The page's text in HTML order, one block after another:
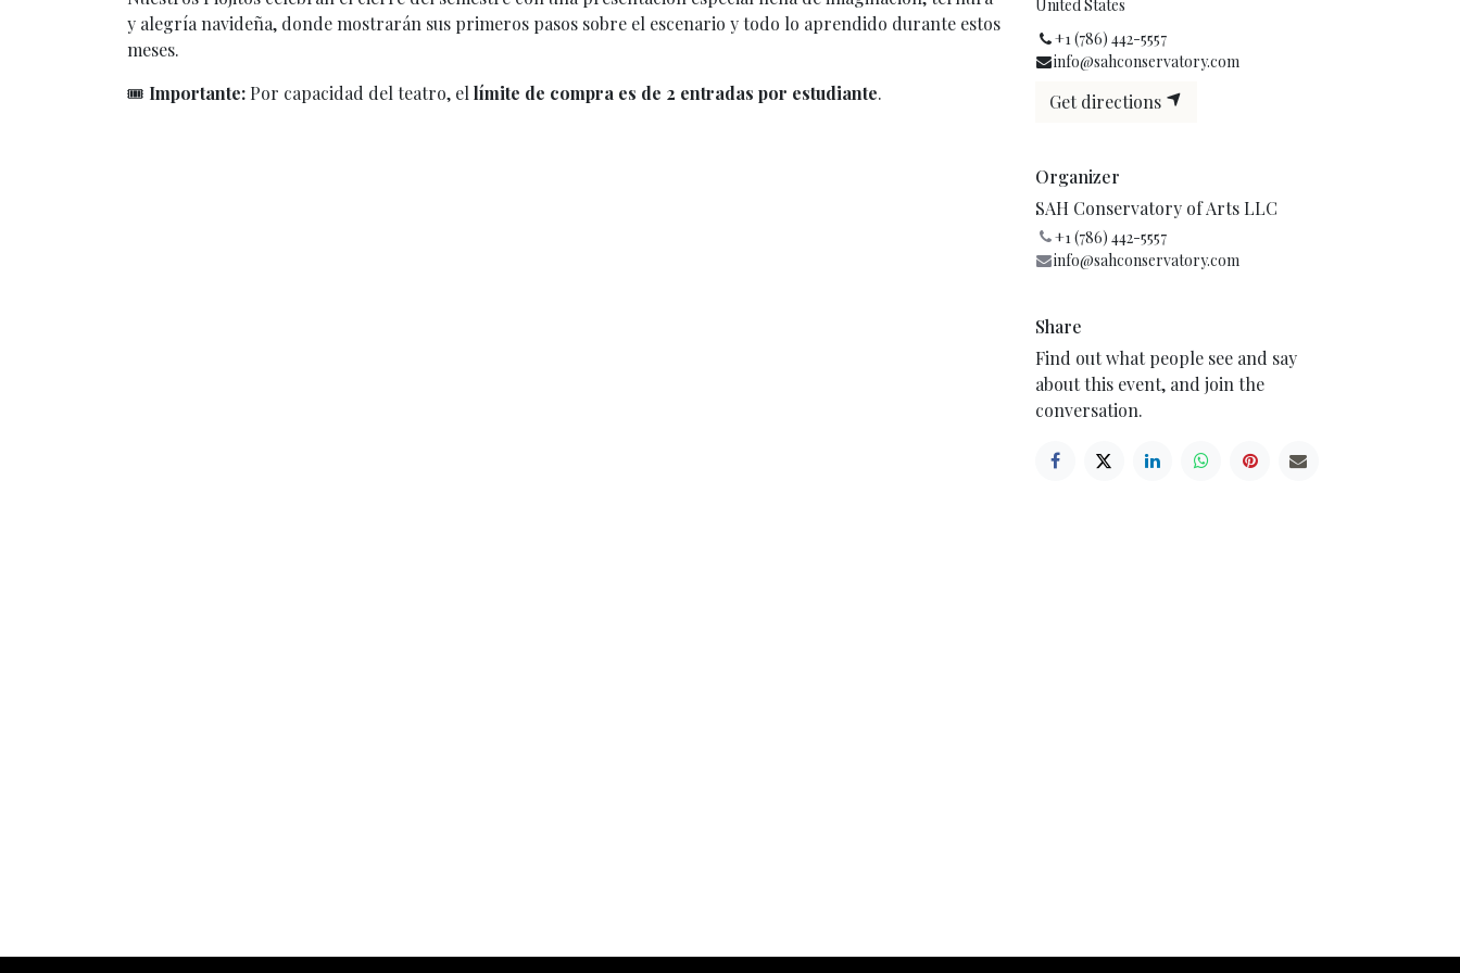
y alegría navideña, donde mostrarán sus primeros pasos sobre el escenario y todo lo aprendido durante estos
meses.
🎟 Importante: Por capacidad del teatro, el límite de compra es de 2 entradas por estudiante.
United States
+1 (786) 442-5557
info@sahconservatory.com
Get directions
Organizer
SAH Conservatory of Arts LLC
+1 (786) 442-5557
info@sahconservatory.com
Share
Find out what people see and say
about this event, and join the
conversation.